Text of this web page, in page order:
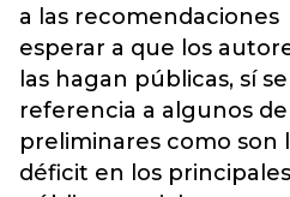
a las
esperar a que los
las hagan públicas, sí
referencia a algunos
preliminares como son
déficit en los